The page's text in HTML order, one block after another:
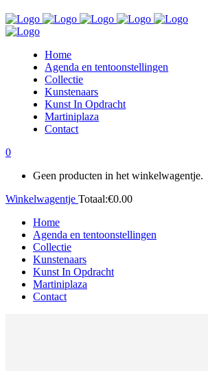
Home
Agenda en tentoonstellingen
Collectie
Kunstenaars
Kunst In Opdracht
Martiniplaza
Contact
0
Geen producten in het winkelwagentje.
Winkelwagentje Totaal:€0.00
Home
Agenda en tentoonstellingen
Collectie
Kunstenaars
Kunst In Opdracht
Martiniplaza
Contact